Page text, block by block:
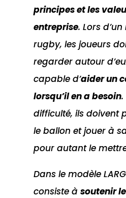
principes et les
entreprise. Lors
rugby, les joueurs
regarder autour
capable d’aider un
lorsqu’il en a besoin.
difficulté, ils doivent
le ballon et jouer à
pour autant le
Dans le modèle
consiste à soutenir